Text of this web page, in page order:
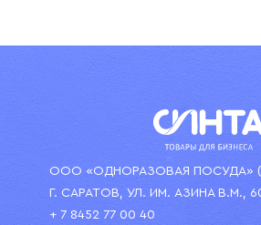
ООО «ОДНОРАЗОВАЯ ПОСУДА»
Г. САРАТОВ, УЛ. ИМ. АЗИНА В.М.,
+ 7 8452 77 00 40